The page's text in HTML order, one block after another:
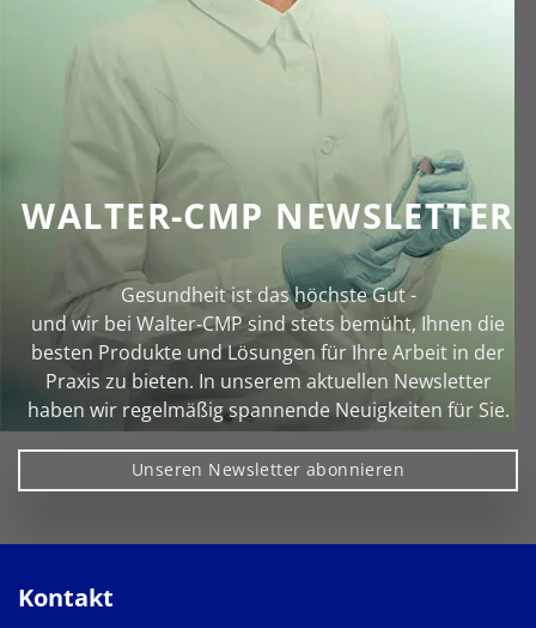
WALTER-CMP NEWSLETTER
Gesundheit ist das höchste Gut -
und wir bei Walter‑CMP sind stets bemüht, Ihnen die
besten Produkte und Lösungen für Ihre Arbeit in der
Praxis zu bieten. In unserem aktuellen Newsletter
haben wir regelmäßig spannende Neuigkeiten für Sie.
Unseren Newsletter abonnieren
Kontakt